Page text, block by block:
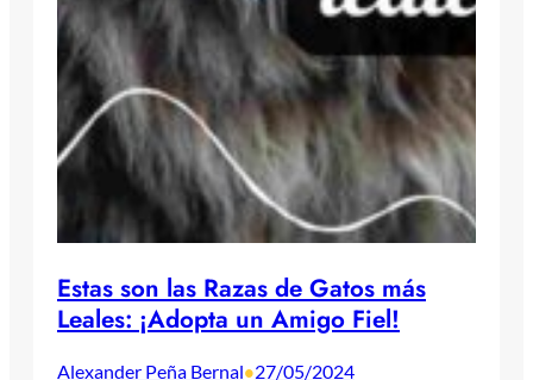
Estas son las Razas de Gatos más
Leales: ¡Adopta un Amigo Fiel!
Alexander Peña Bernal•27/05/2024